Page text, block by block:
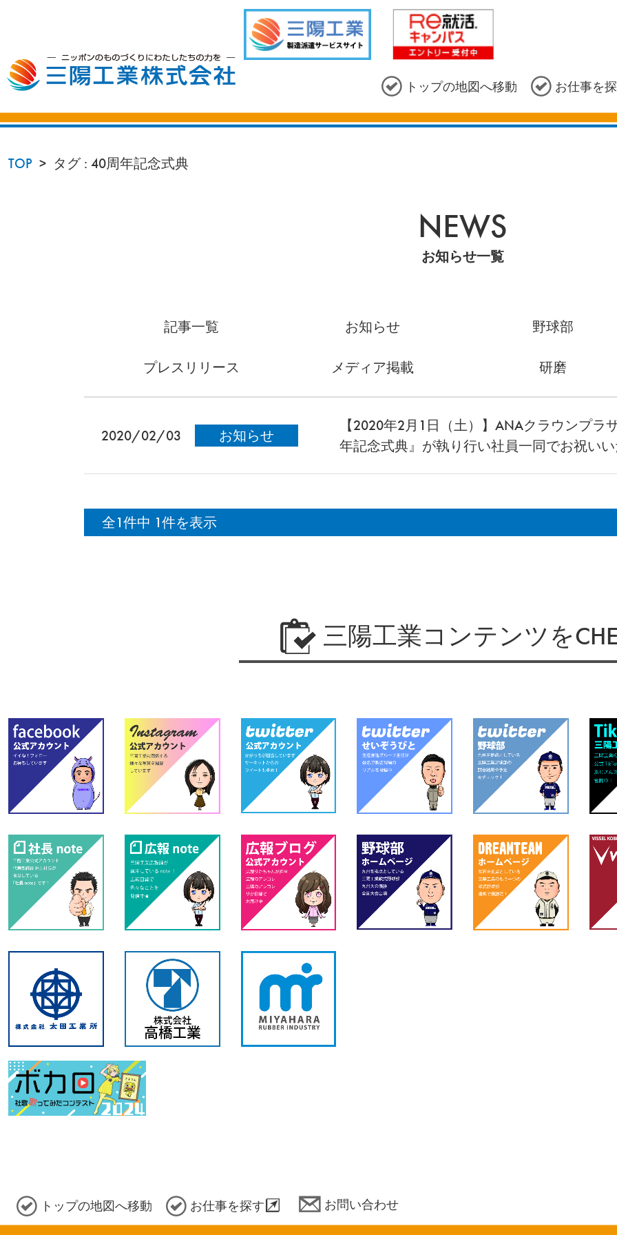
トップの地図へ移動 お仕事を
TOP タグ : 40周年記念式典
NEWS
お知らせ一覧
記事一覧 お知らせ 野球部
プレスリリース メディア掲載 研磨
【2020年2月1日（土）】ANAクラウンプ
年記念式典』が執り行い社員一同でお祝い
2020/02/03 お知らせ
全1件中 1件を表示
三陽工業コンテンツを
トップの地図へ移動 お仕事を探す お問い合わせ